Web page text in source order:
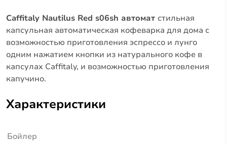
Caffitaly Nautilus Red s06sh автомат стильная
капсульная автоматическая кофеварка для дома с
возможностью приготовления эспрессо и лунго
одним нажатием кнопки из натурального кофе в
капсулах Caffitaly, и возможностью приготовления
капучино.
Характеристики
Бойлер